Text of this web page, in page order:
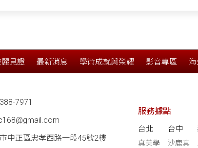
麗見證 最新消息 學術成就與榮耀 影音專區
7971
中正區忠孝西路一段45號2樓
服務據點
台北
真美學
台中
沙鹿真